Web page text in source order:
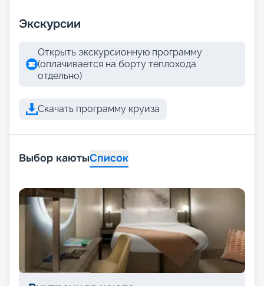
Экскурсии
Открыть экскурсионную программу
(оплачивается на борту теплохода
отдельно)
Скачать программу круиза
Выбор каютыСписок